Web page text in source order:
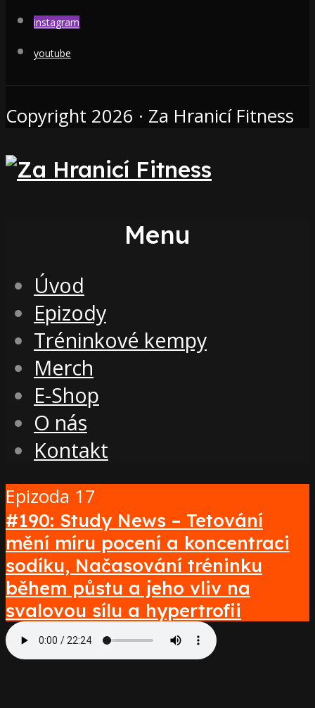
instagram
youtube
Copyright 2026 · Za Hranicí Fitness
Menu
Úvod
Epizody
Tréninkové kempy
Merch
E-Shop
O nás
Kontakt
Epizoda 17
#190: Study News – Tetování
mění míru pocení a koncentraci
sodíku, Načasování tréninku
během půstu a jeho vliv na
svalovou sílu a hypertrofii